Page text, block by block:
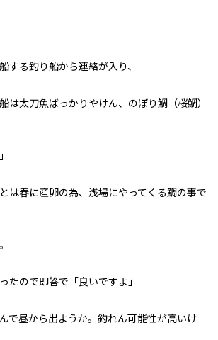
する釣り船から連絡が入り、
は太刀魚ばっかりやけん、のぼり鯛（桜鯛）
は春に産卵の為、浅場にやってくる鯛の事で
たので即答で「良いですよ」
で昼から出ようか。釣れん可能性が高いけ